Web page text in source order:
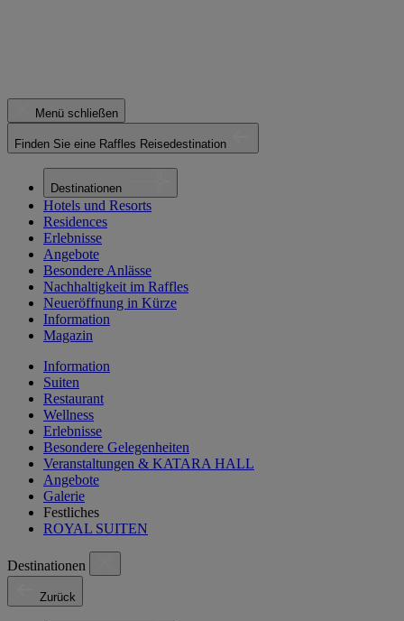
Menü schließen
Finden Sie eine Raffles Reisedestination
Destinationen
Hotels und Resorts
Residences
Erlebnisse
Angebote
Besondere Anlässe
Nachhaltigkeit im Raffles
Neueröffnung in Kürze
Information
Magazin
Information
Suiten
Restaurant
Wellness
Erlebnisse
Besondere Gelegenheiten
Veranstaltungen & KATARA HALL
Angebote
Galerie
Festliches
ROYAL SUITEN
Destinationen
Zurück